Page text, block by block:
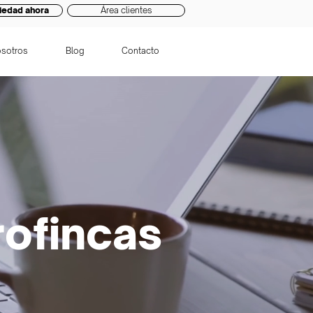
ahora Área clientes
Blog Contacto